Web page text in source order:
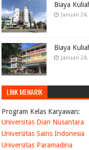
Biaya
Januari
Biaya
Januari
LINK MENARIK
Program Kelas Karyawan:
Universitas Dian Nusantara
Universitas Sains Indonesia
Universitas Paramadina